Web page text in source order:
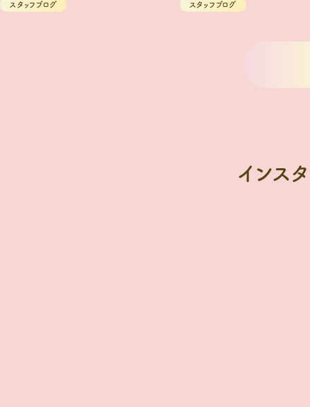
スタッフブログ スタッフブログ
インス